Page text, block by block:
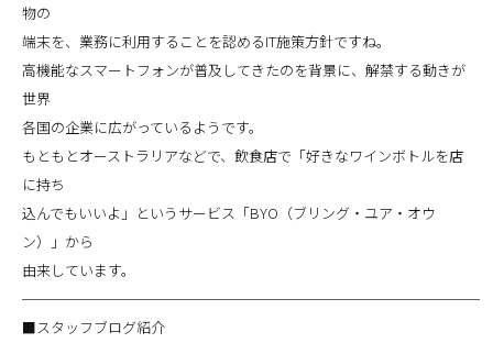
物の
端末を、業務に利用することを認めるIT施策方針ですね。
高機能なスマートフォンが普及してきたのを背景に、解禁する動きが
世界
各国の企業に広がっているようです。
もともとオーストラリアなどで、飲食店で「好きなワインボトルを店
に持ち
込んでもいいよ」というサービス「BYO（ブリング・ユア・オウ
ン）」から
由来しています。
────────────────────────────────
■スタッフブログ紹介